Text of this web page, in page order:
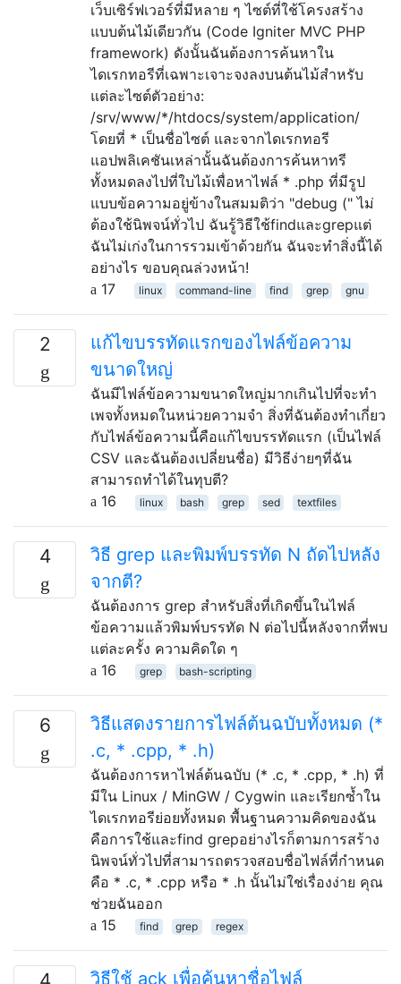
เว็บเซิร์ฟเวอร์ที่มีหลาย ๆ ไซต์ที่ใช้โครงสร้าง
แบบต้นไม้เดียวกัน (Code Igniter MVC PHP
framework) ดังนั้นฉันต้องการค้นหาใน
ไดเรกทอรีที่เฉพาะเจาะจงลงบนต้นไม้สำหรับ
แต่ละไซต์ตัวอย่าง:
/srv/www/*/htdocs/system/application/
โดยที่ * เป็นชื่อไซต์ และจากไดเรกทอรี
แอปพลิเคชันเหล่านั้นฉันต้องการค้นหาทรี
ทั้งหมดลงไปที่ใบไม้เพื่อหาไฟล์ * .php ที่มีรูป
แบบข้อความอยู่ข้างในสมมติว่า "debug (" ไม่
ต้องใช้นิพจน์ทั่วไป ฉันรู้วิธีใช้findและgrepแต่
ฉันไม่เก่งในการรวมเข้าด้วยกัน ฉันจะทำสิ่งนี้ได้
อย่างไร ขอบคุณล่วงหน้า!
17
linux command-line find grep gnu
2
แก้ไขบรรทัดแรกของไฟล์ข้อความ
ขนาดใหญ่
ฉันมีไฟล์ข้อความขนาดใหญ่มากเกินไปที่จะทำ
เพจทั้งหมดในหน่วยความจำ สิ่งที่ฉันต้องทำเกี่ยว
กับไฟล์ข้อความนี้คือแก้ไขบรรทัดแรก (เป็นไฟล์
CSV และฉันต้องเปลี่ยนชื่อ) มีวิธีง่ายๆที่ฉัน
สามารถทำได้ในทุบตี?
16
linux bash grep sed textfiles
4
วิธี grep และพิมพ์บรรทัด N ถัดไปหลัง
จากตี?
ฉันต้องการ grep สำหรับสิ่งที่เกิดขึ้นในไฟล์
ข้อความแล้วพิมพ์บรรทัด N ต่อไปนี้หลังจากที่พบ
แต่ละครั้ง ความคิดใด ๆ
16
grep bash-scripting
6
วิธีแสดงรายการไฟล์ต้นฉบับทั้งหมด (*
.c, * .cpp, * .h)
ฉันต้องการหาไฟล์ต้นฉบับ (* .c, * .cpp, * .h) ที่
มีใน Linux / MinGW / Cygwin และเรียกซ้ำใน
ไดเรกทอรีย่อยทั้งหมด พื้นฐานความคิดของฉัน
คือการใช้และfind grepอย่างไรก็ตามการสร้าง
นิพจน์ทั่วไปที่สามารถตรวจสอบชื่อไฟล์ที่กำหนด
คือ * .c, * .cpp หรือ * .h นั้นไม่ใช่เรื่องง่าย คุณ
ช่วยฉันออก
15
find grep regex
วิธีใช้ ack เพื่อค้นหาชื่อไฟล์